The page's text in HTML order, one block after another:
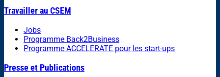
Travailler au CSEM
Jobs
Programme Back2Business
Programme ACCELERATE pour les start-ups
Presse et Publications